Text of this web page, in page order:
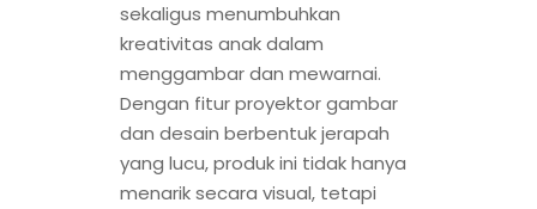
sekaligus menumbuhkan
kreativitas anak dalam
menggambar dan mewarnai.
Dengan fitur proyektor gambar
dan desain berbentuk jerapah
yang lucu, produk ini tidak hanya
menarik secara visual, tetapi